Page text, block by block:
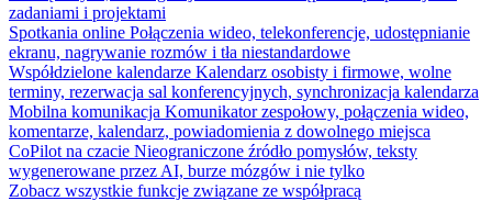
zadaniami i projektami
Spotkania online Połączenia wideo, telekonferencje, udostępnianie
ekranu, nagrywanie rozmów i tła niestandardowe
Współdzielone kalendarze Kalendarz osobisty i firmowe, wolne
terminy, rezerwacja sal konferencyjnych, synchronizacja kalendarza
Mobilna komunikacja Komunikator zespołowy, połączenia wideo,
komentarze, kalendarz, powiadomienia z dowolnego miejsca
CoPilot na czacie Nieograniczone źródło pomysłów, teksty
wygenerowane przez AI, burze mózgów i nie tylko
Zobacz wszystkie funkcje związane ze współpracą